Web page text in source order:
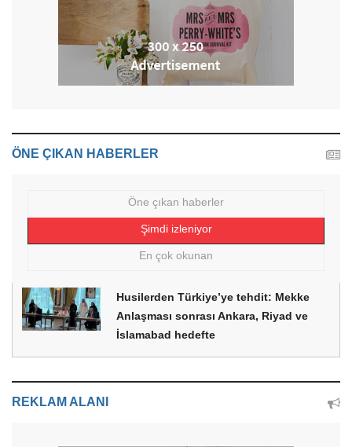
ÖNE ÇIKAN HABERLER
Öne çıkan haberler
Şimdi izleniyor
En çok okunan
Husilerden Türkiye’ye tehdit: Mekke
Anlaşması sonrası Ankara, Riyad ve
İslamabad hedefte
REKLAM ALANI